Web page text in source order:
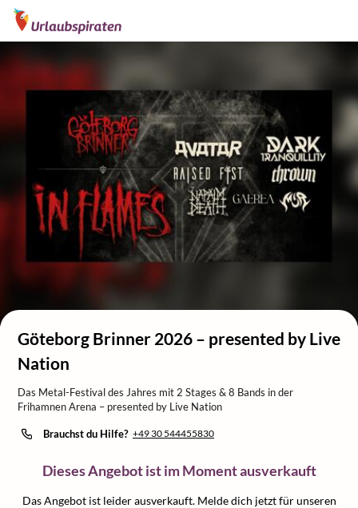
Göteborg Brinner 2026 – presented by Live
Nation
Das Metal-Festival des Jahres mit 2 Stages & 8 Bands in der
Frihamnen Arena – presented by Live Nation
Brauchst du Hilfe? +49 30 544455830
Dieses Angebot ist im Moment ausverkauft
Das Angebot ist leider ausverkauft. Melde dich jetzt für unseren